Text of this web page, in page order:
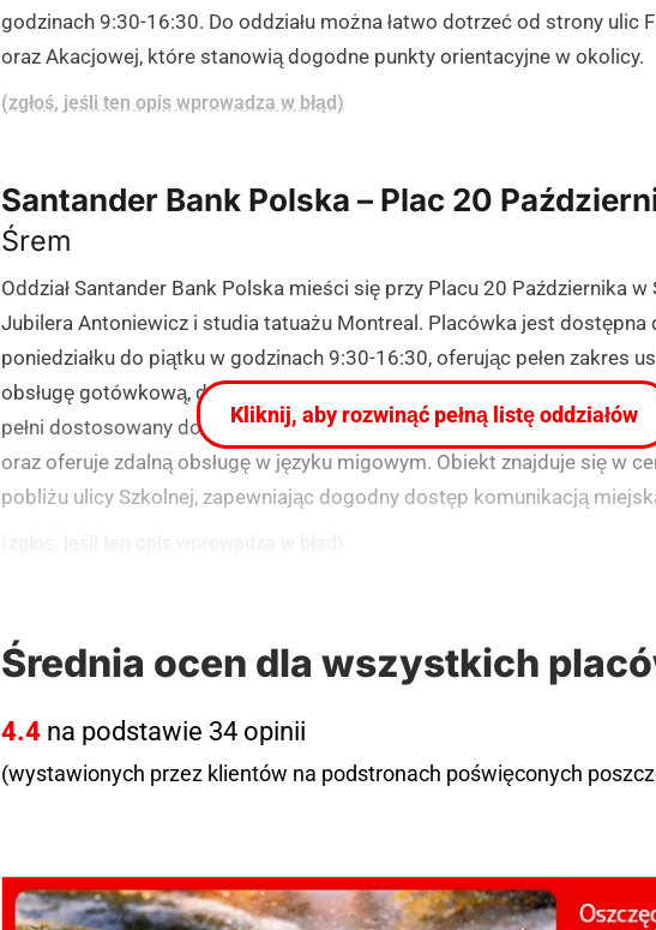
godzinach 9:30-16:30. Do oddziału można łatwo dotrzeć od strony ulic
oraz Akacjowej, które stanowią dogodne punkty orientacyjne w okolicy.
(zgłoś, jeśli ten opis wprowadza w błąd)
Santander Bank Polska – Plac 20
Śrem
Oddział Santander Bank Polska mieści się przy Placu 20 Października
Jubilera Antoniewicz i studia tatuażu Montreal. Placówka jest dostępna
poniedziałku do piątku w godzinach 9:30-16:30, oferując pełen zakres
obsługę gotówkową, doradztwo firmowe i hipoteczne oraz fundusze
pełni dostosowany do potrzeb osób z niepełnosprawnościami,
oraz oferuje zdalną obsługę w języku migowym. Obiekt znajduje się w
pobliżu ulicy Szkolnej, zapewniając dogodny dostęp komunikacją
Kliknij, aby rozwinąć pełną listę oddziałów
Średnia ocen dla wszystkich
4.4 na podstawie 34 opinii
(wystawionych przez klientów na podstronach poświęconych